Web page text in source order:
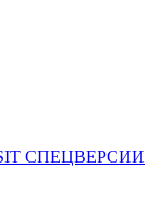
СПЕЦВЕРСИИ